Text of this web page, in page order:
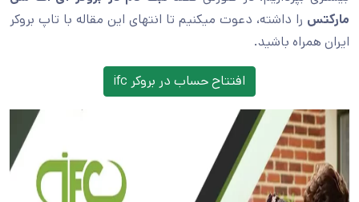
مارکتس را داشته، دعوت میکنیم تا انتهای این مقاله با تاپ بروکر
ایران همراه باشید.
افتتاح حساب در بروکر ifc